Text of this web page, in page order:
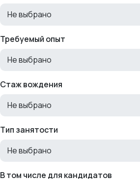
Не выбрано
Требуемый опыт
Не выбрано
Стаж вождения
Не выбрано
Тип занятости
Не выбрано
В том числе для кандидатов